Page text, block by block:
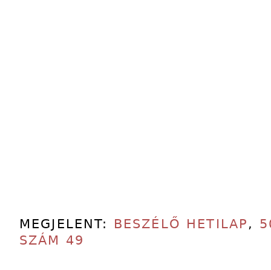
MEGJELENT: BESZÉLŐ HETILAP ,
SZÁM 49